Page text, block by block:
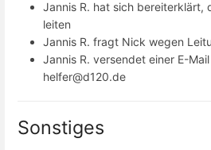
Jannis R. hat sich bereiterklärt,
leiten
Jannis R. fragt Nick wegen
Jannis R. versendet einer E-
helfer@d120.de
Sonstiges